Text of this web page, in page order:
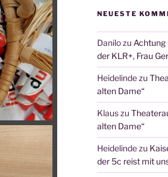
NEUESTE
Danilozu Achtung
der KLR+, Frau
Heidelindezu
alten Dame“
Klauszu
alten Dame“
Heidelindezu
der 5c reist mit